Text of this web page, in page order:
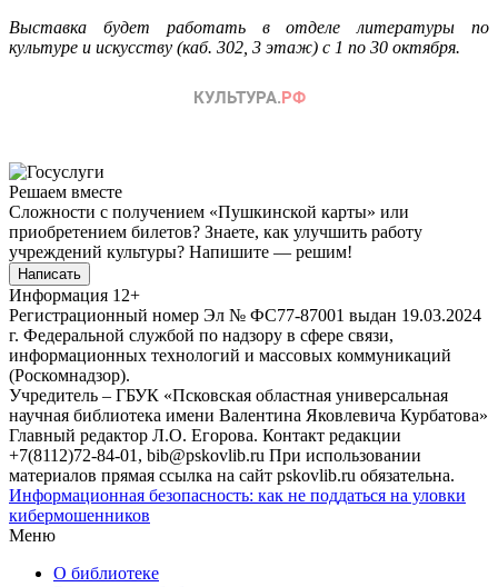
Выставка будет работать в отделе литературы по
культуре и искусству (каб. 302, 3 этаж) с 1 по 30 октября.
Решаем вместе
Сложности с получением «Пушкинской карты» или
приобретением билетов? Знаете, как улучшить работу
учреждений культуры? Напишите — решим!
Написать
Информация 12+
Регистрационный номер Эл № ФС77-87001 выдан 19.03.2024
г. Федеральной службой по надзору в сфере связи,
информационных технологий и массовых коммуникаций
(Роскомнадзор).
Учредитель – ГБУК «Псковская областная универсальная
научная библиотека имени Валентина Яковлевича Курбатова»
Главный редактор Л.О. Егорова. Контакт редакции
+7(8112)72-84-01, bib@pskovlib.ru При использовании
материалов прямая ссылка на сайт pskovlib.ru обязательна.
Информационная безопасность: как не поддаться на уловки
кибермошенников
Меню
О библиотеке